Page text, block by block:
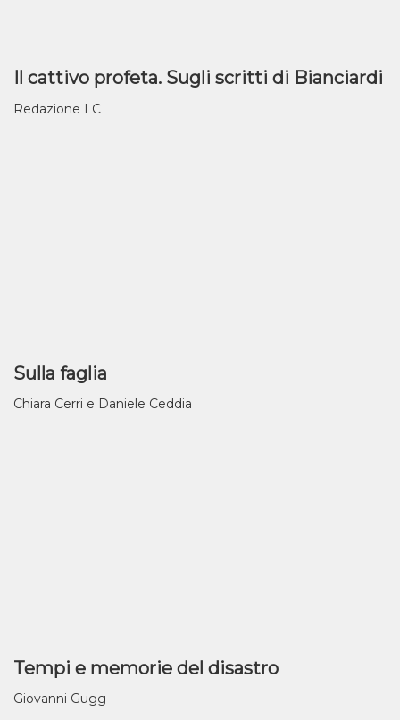
Il cattivo profeta. Sugli scritti di Bianciardi
Redazione LC
Sulla faglia
Chiara Cerri e Daniele Ceddia
Tempi e memorie del disastro
Giovanni Gugg